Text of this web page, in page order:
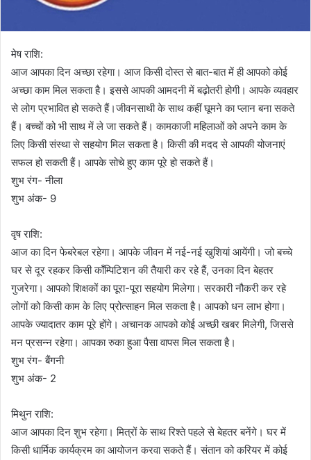
मेष राशि:
आज आपका दिन अच्छा रहेगा। आज किसी दोस्त से बात-बात में ही आपको कोई
अच्छा काम मिल सकता है। इससे आपकी आमदनी में बढ़ोतरी होगी। आपके व्यवहार
से लोग प्रभावित हो सकते हैं।जीवनसाथी के साथ कहीं घूमने का प्लान बना सकते
हैं। बच्चों को भी साथ में ले जा सकते हैं। कामकाजी महिलाओं को अपने काम के
लिए किसी संस्था से सहयोग मिल सकता है। किसी की मदद से आपकी योजनाएं
सफल हो सकती हैं। आपके सोचे हुए काम पूरे हो सकते हैं।
शुभ रंग- नीला
शुभ अंक- 9
वृष राशि:
आज का दिन फेबरेबल रहेगा। आपके जीवन में नई-नई खुशियां आयेंगी। जो बच्चे
घर से दूर रहकर किसी कॉंम्पिटिशन की तैयारी कर रहे हैं, उनका दिन बेहतर
गुजरेगा। आपको शिक्षकों का पूरा-पूरा सहयोग मिलेगा। सरकारी नौकरी कर रहे
लोगों को किसी काम के लिए प्रोत्साहन मिल सकता है। आपको धन लाभ होगा।
आपके ज्यादातर काम पूरे होंगे। अचानक आपको कोई अच्छी खबर मिलेगी, जिससे
मन प्रसन्न रहेगा। आपका रुका हुआ पैसा वापस मिल सकता है।
शुभ रंग- बैंगनी
शुभ अंक- 2
मिथुन राशि:
आज आपका दिन शुभ रहेगा। मित्रों के साथ रिश्ते पहले से बेहतर बनेंगे। घर में
किसी धार्मिक कार्यक्रम का आयोजन करवा सकते हैं। संतान को करियर में कोई